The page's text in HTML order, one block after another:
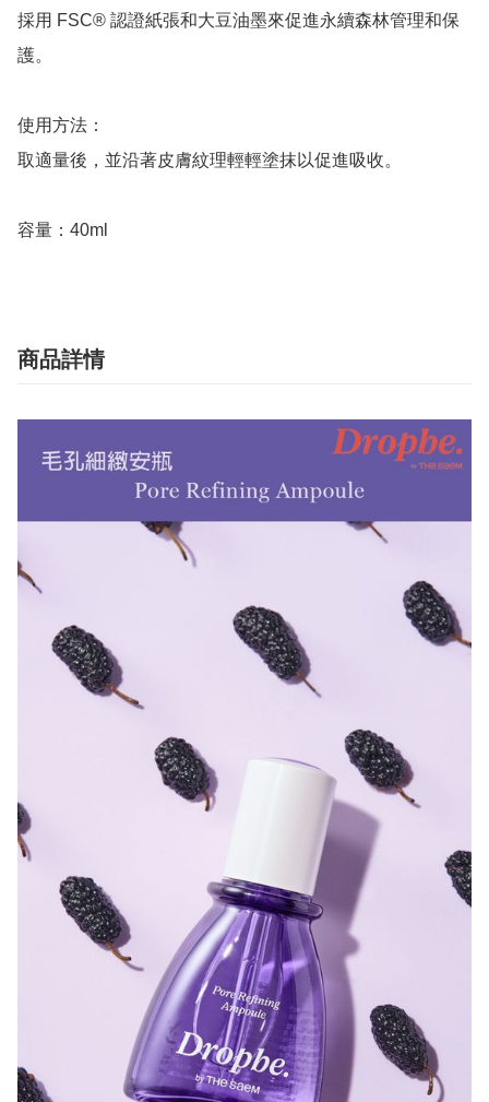
採用 FSC® 認證紙張和大豆油墨來促進永續森林管理和保
護。
使用方法：
取適量後，並沿著皮膚紋理輕輕塗抹以促進吸收。
商品詳情